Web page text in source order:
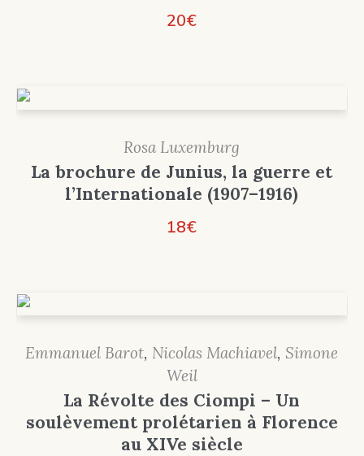
20€
Rosa Luxemburg
La brochure de Junius, la guerre et
l’Internationale (1907–1916)
18€
Emmanuel Barot, Nicolas Machiavel, Simone
Weil
La Révolte des Ciompi – Un
soulèvement prolétarien à Florence
au XIVe siècle